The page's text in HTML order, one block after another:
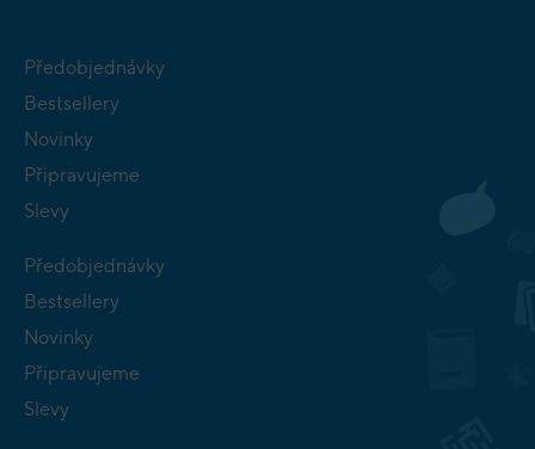
Předobjednávky
Bestsellery
Novinky
Připravujeme
Slevy
Předobjednávky
Bestsellery
Novinky
Připravujeme
Slevy